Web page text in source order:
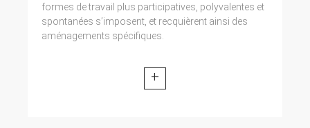
formes de travail plus participatives, polyvalentes et
spontanées s’imposent, et recquièrent ainsi des
aménagements spécifiques.
+